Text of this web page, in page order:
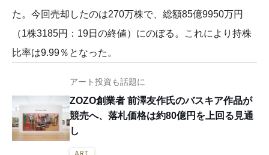
た。今回売却したのは270万株で、総額85億9950万円
（1株3185円：19日の終値）にのぼる。これにより持株
比率は9.99％となった。
アート投資も話題に
ZOZO創業者 前澤友作氏のバスキア作品が
競売へ、落札価格は約80億円を上回る見通
し
ART